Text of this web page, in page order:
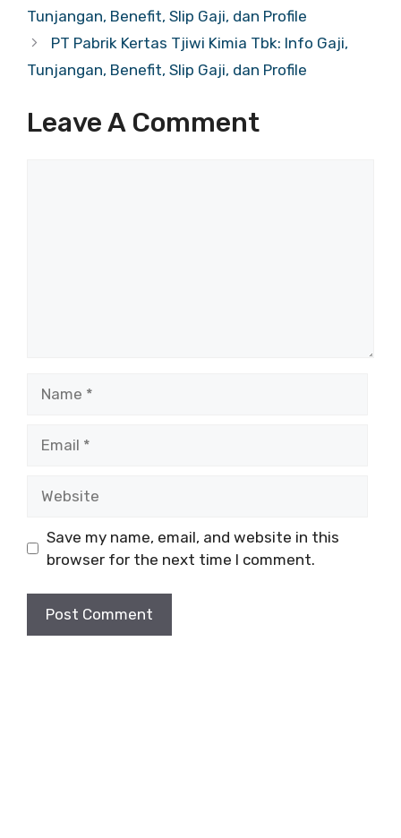
Tunjangan, Benefit, Slip Gaji, dan Profile
PT Pabrik Kertas Tjiwi Kimia Tbk: Info Gaji,
Tunjangan, Benefit, Slip Gaji, dan Profile
Leave A Comment
Save my name, email, and website in this
browser for the next time I comment.